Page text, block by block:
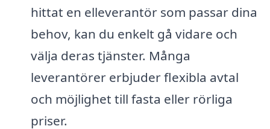
hittat en elleverantör som passar dina
behov, kan du enkelt gå vidare och
välja deras tjänster. Många
leverantörer erbjuder flexibla avtal
och möjlighet till fasta eller rörliga
priser.